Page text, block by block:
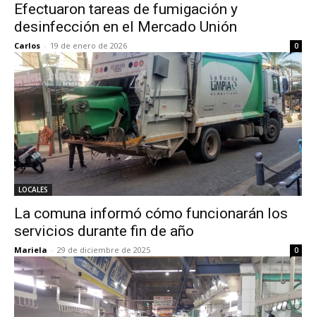
Efectuaron tareas de fumigación y
desinfección en el Mercado Unión
Carlos - 19 de enero de 2026 0
LOCALES
La comuna informó cómo funcionarán los
servicios durante fin de año
Mariela - 29 de diciembre de 2025 0